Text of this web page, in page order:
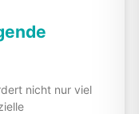
nicht nur viel